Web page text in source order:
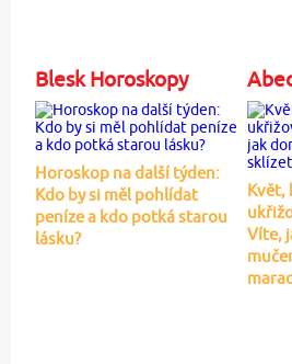
Blesk Horoskopy
Horoskop na další týden:
Kdo by si měl pohlídat
peníze a kdo potká starou
lásku?
Květ,
Víte,